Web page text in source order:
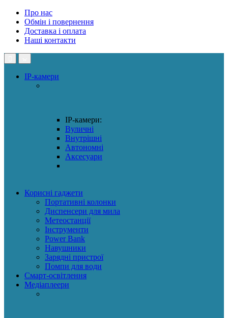
Про нас
Обмін і повернення
Доставка і оплата
Наші контакти
IP-камери
IP-камери:
Вуличні
Внутрішні
Автономні
Аксесуари
Корисні гаджети
Портативні колонки
Диспенсери для мила
Метеостанції
Інструменти
Power Bank
Навушники
Зарядні пристрої
Помпи для води
Смарт-освітлення
Медіаплеери